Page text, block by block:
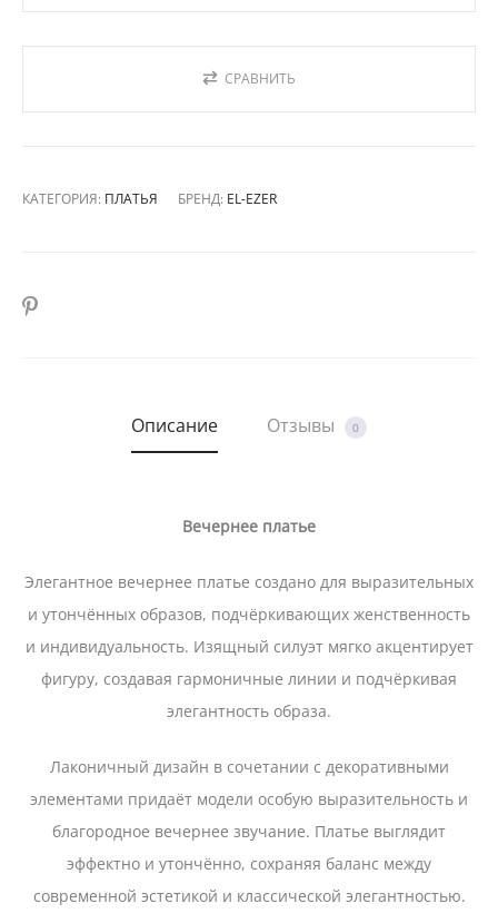
СРАВНИТЬ
КАТЕГОРИЯ: ПЛАТЬЯ БРЕНД: EL-EZER
SHARE
Описание Отзывы 0
Вечернее платье
Элегантное вечернее платье создано для выразительных
и утончённых образов, подчёркивающих женственность
и индивидуальность. Изящный силуэт мягко акцентирует
фигуру, создавая гармоничные линии и подчёркивая
элегантность образа.
Лаконичный дизайн в сочетании с декоративными
элементами придаёт модели особую выразительность и
благородное вечернее звучание. Платье выглядит
эффектно и утончённо, сохраняя баланс между
современной эстетикой и классической элегантностью.